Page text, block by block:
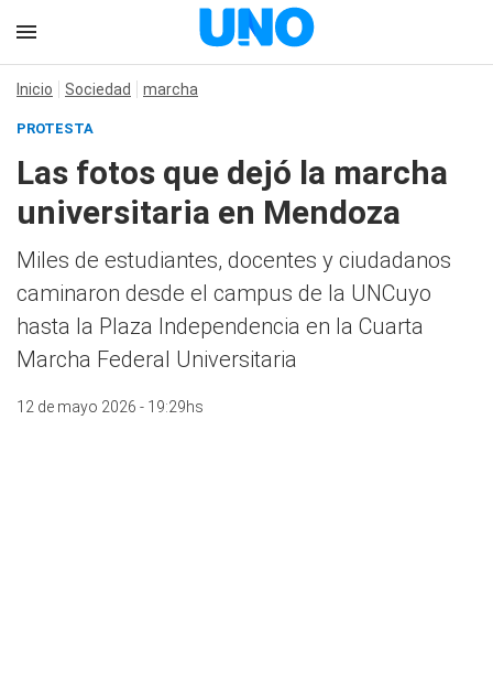
Inicio Sociedad marcha
PROTESTA
Las fotos que dejó la marcha
universitaria en Mendoza
Miles de estudiantes, docentes y ciudadanos
caminaron desde el campus de la UNCuyo
hasta la Plaza Independencia en la Cuarta
Marcha Federal Universitaria
12 de mayo 2026 - 19:29hs